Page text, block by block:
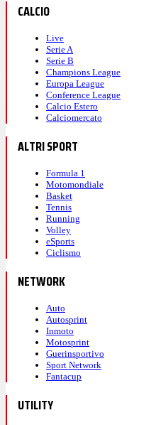
CALCIO
Live
Serie A
Serie B
Champions League
Europa League
Conference League
Calcio Estero
Calciomercato
ALTRI SPORT
Formula 1
Motomondiale
Basket
Tennis
Running
Volley
eSports
Ciclismo
NETWORK
Auto
Autosprint
Inmoto
Motosprint
Guerinsportivo
Sport Network
Fantacup
UTILITY